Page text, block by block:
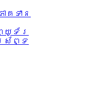
គទាន
យូទ័រ
ស័ព្ទ